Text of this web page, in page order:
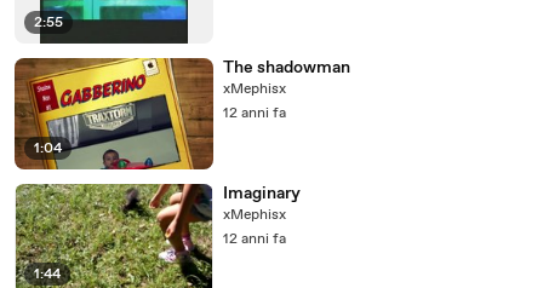
2:55
1:04
The shadowman
xMephisx
12 anni fa
1:44
Imaginary
xMephisx
12 anni fa